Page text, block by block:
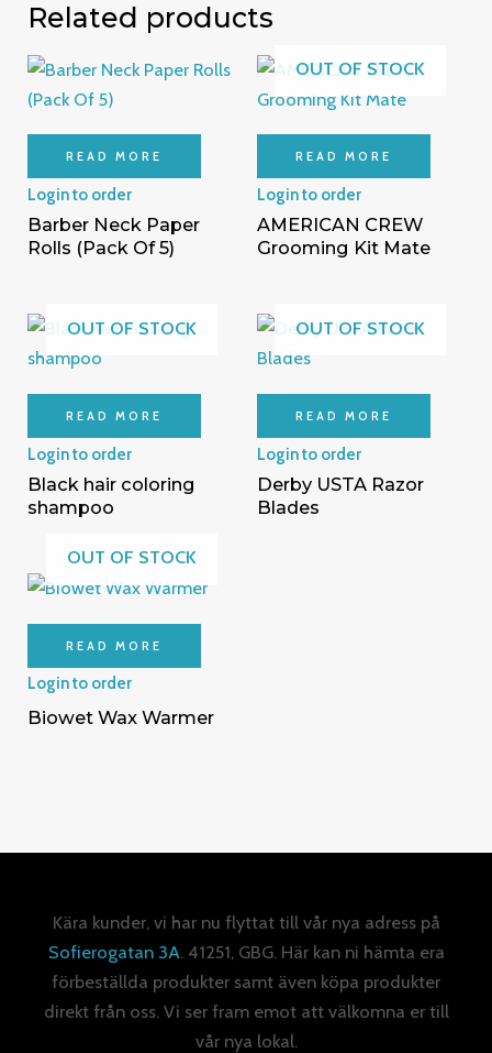
Related products
READ MORE
Login to order
Barber Neck Paper
Rolls (Pack Of 5)
OUT OF STOCK
READ MORE
Login to order
AMERICAN CREW
Grooming Kit Mate
OUT OF STOCK
READ MORE
Login to order
Black hair coloring
shampoo
OUT OF STOCK
READ MORE
Login to order
Derby USTA Razor
Blades
OUT OF STOCK
READ MORE
Login to order
Biowet Wax Warmer
Kära kunder, vi har nu flyttat till vår nya adress på
Sofierogatan 3A. 41251, GBG. Här kan ni hämta era
förbeställda produkter samt även köpa produkter
direkt från oss. Vi ser fram emot att välkomna er till
vår nya lokal.